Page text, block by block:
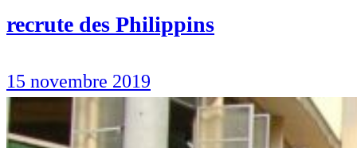
recrute des Philippins
15 novembre 2019